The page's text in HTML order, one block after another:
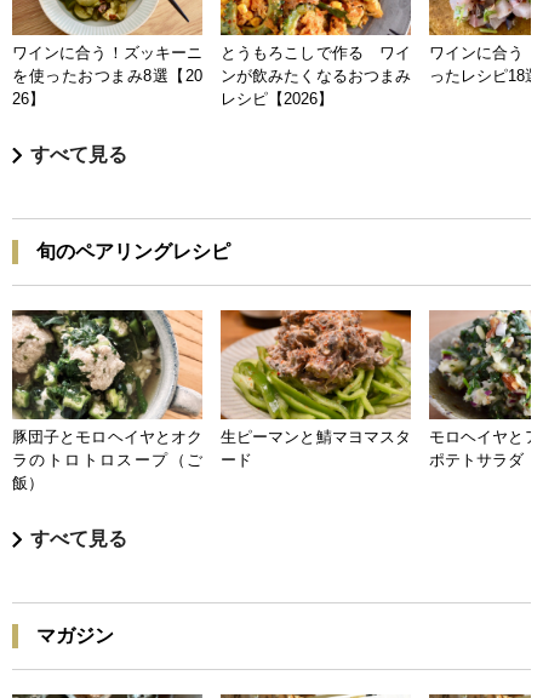
ワインに合う！ズッキーニ
を使ったおつまみ8選【20
26】
とうもろこしで作る ワイ
ンが飲みたくなるおつまみ
レシピ【2026】
ワインに合う
ったレシピ18
すべて見る
旬のペアリングレシピ
豚団子とモロヘイヤとオク
ラのトロトロスープ（ご
飯）
生ピーマンと鯖マヨマスタ
ード
モロヘイヤと
ポテトサラダ
すべて見る
マガジン